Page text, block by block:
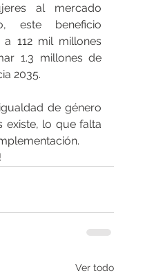
al mercado
este beneficio
112 mil millones
1.3 millones de
2035.
de género
existe, lo que falta
Ver todo